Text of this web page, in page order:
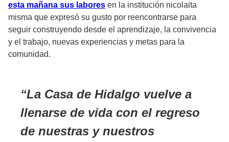
esta mañana sus labores en la institución nicolaita
misma que expresó su gusto por reencontrarse para
seguir construyendo desde el aprendizaje, la convivencia
y el trabajo, nuevas experiencias y metas para la
comunidad.
La Casa de Hidalgo vuelve a
llenarse de vida con el regreso
de nuestras y nuestros